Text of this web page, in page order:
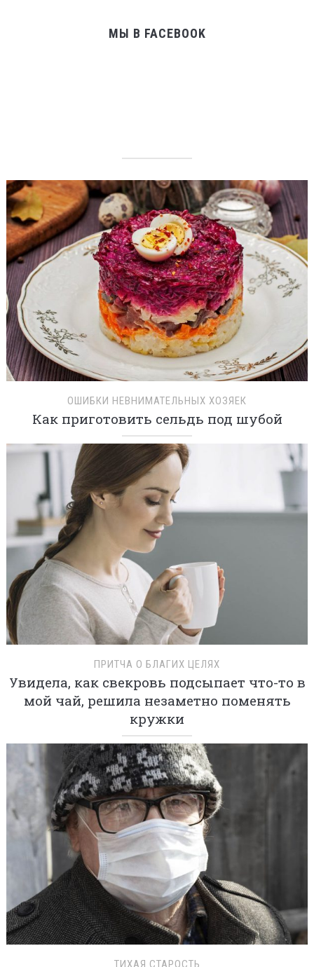
МЫ В FACEBOOK
ОШИБКИ НЕВНИМАТЕЛЬНЫХ ХОЗЯЕК
Как приготовить сельдь под шубой
ПРИТЧА О БЛАГИХ ЦЕЛЯХ
Увидела, как свекровь подсыпает что-то в
мой чай, решила незаметно поменять
кружки
ТИХАЯ СТАРОСТЬ